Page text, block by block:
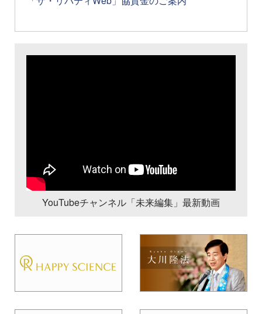
YouTubeチャンネル「未来編集」最新動画